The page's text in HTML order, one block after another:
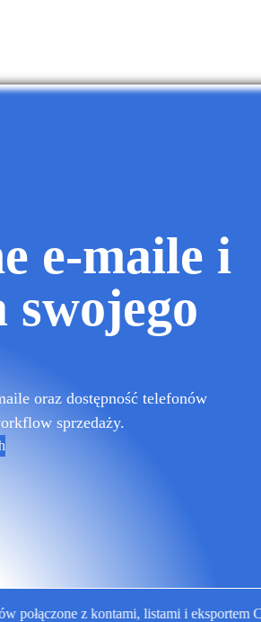
e-maile i
swojego
oraz dostępność telefonów
sprzedaży.
z kontami, listami i eksportem CRM